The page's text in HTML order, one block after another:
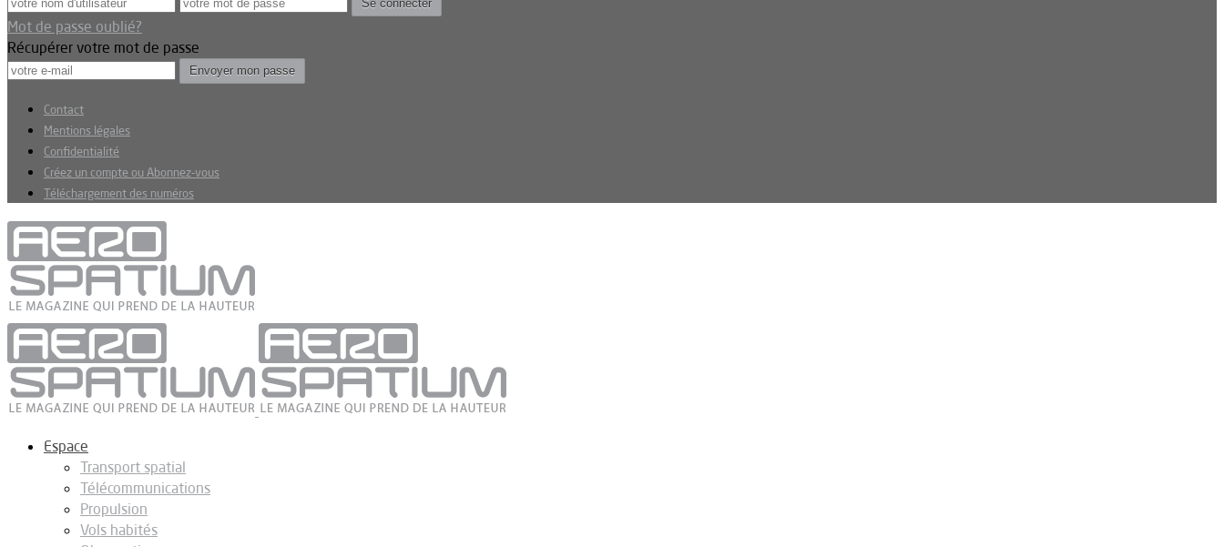
Mot de passe oublié?
Récupérer votre mot de passe
Contact
Mentions légales
Confidentialité
Créez un compte ou Abonnez-vous
Téléchargement des numéros
Espace
Transport spatial
Télécommunications
Propulsion
Vols habités